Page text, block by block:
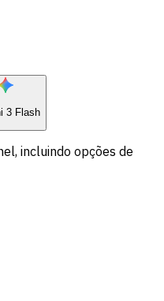
3 Flash
incluindo opções de